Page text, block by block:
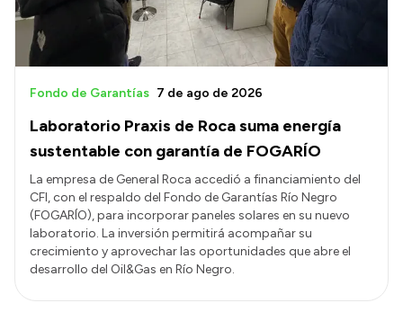
Laboratorio Praxis de Roca suma energía
sustentable con garantía de FOGARÍO
Fondo de Garantías 7 de ago de 2026
La empresa de General Roca accedió a financiamiento del
CFI, con el respaldo del Fondo de Garantías Río Negro
(FOGARÍO), para incorporar paneles solares en su nuevo
laboratorio. La inversión permitirá acompañar su
crecimiento y aprovechar las oportunidades que abre el
desarrollo del Oil&Gas en Río Negro.